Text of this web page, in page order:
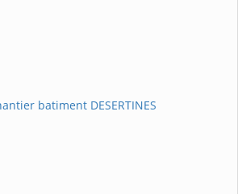
batiment DESERTINES